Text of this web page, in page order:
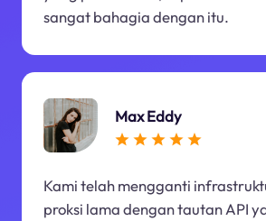
sangat bahagia dengan itu.
Max Eddy
Kami telah mengganti
proksi lama dengan tautan API